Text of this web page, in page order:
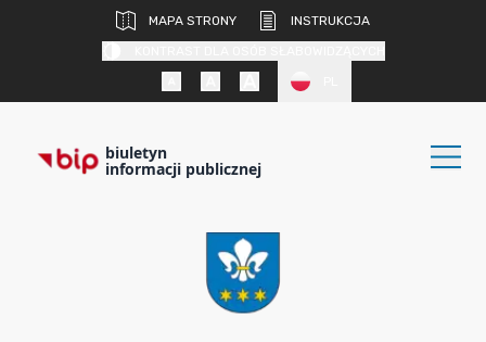
MAPA STRONY
INSTRUKCJA
biuletyn
informacji publicznej